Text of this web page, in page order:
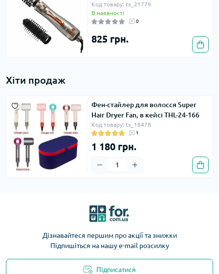
Код товару: tx_21779
В наявності
0
825 грн.
Хіти продаж
Фен-стайлер для волосся Super
Hair Dryer Fan, в кейсі THL-24-166
Код товару: tx_18478
1
1 180 грн.
Дізнавайтеся першим про акції та знижки
Підпишіться на нашу e-mail розсилку
Підписатися